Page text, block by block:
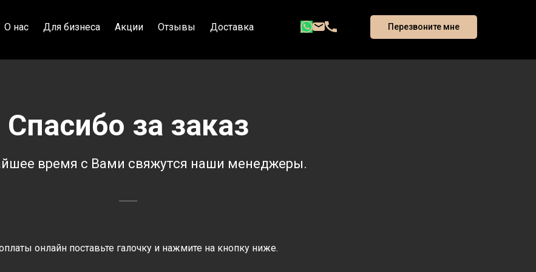
О нас Для бизнеса Акции Отзывы Доставка Перезвоните мне
Спасибо за заказ
время с Вами свяжутся наши менеджеры.
онлайн поставьте галочку и нажмите на кнопку ниже.